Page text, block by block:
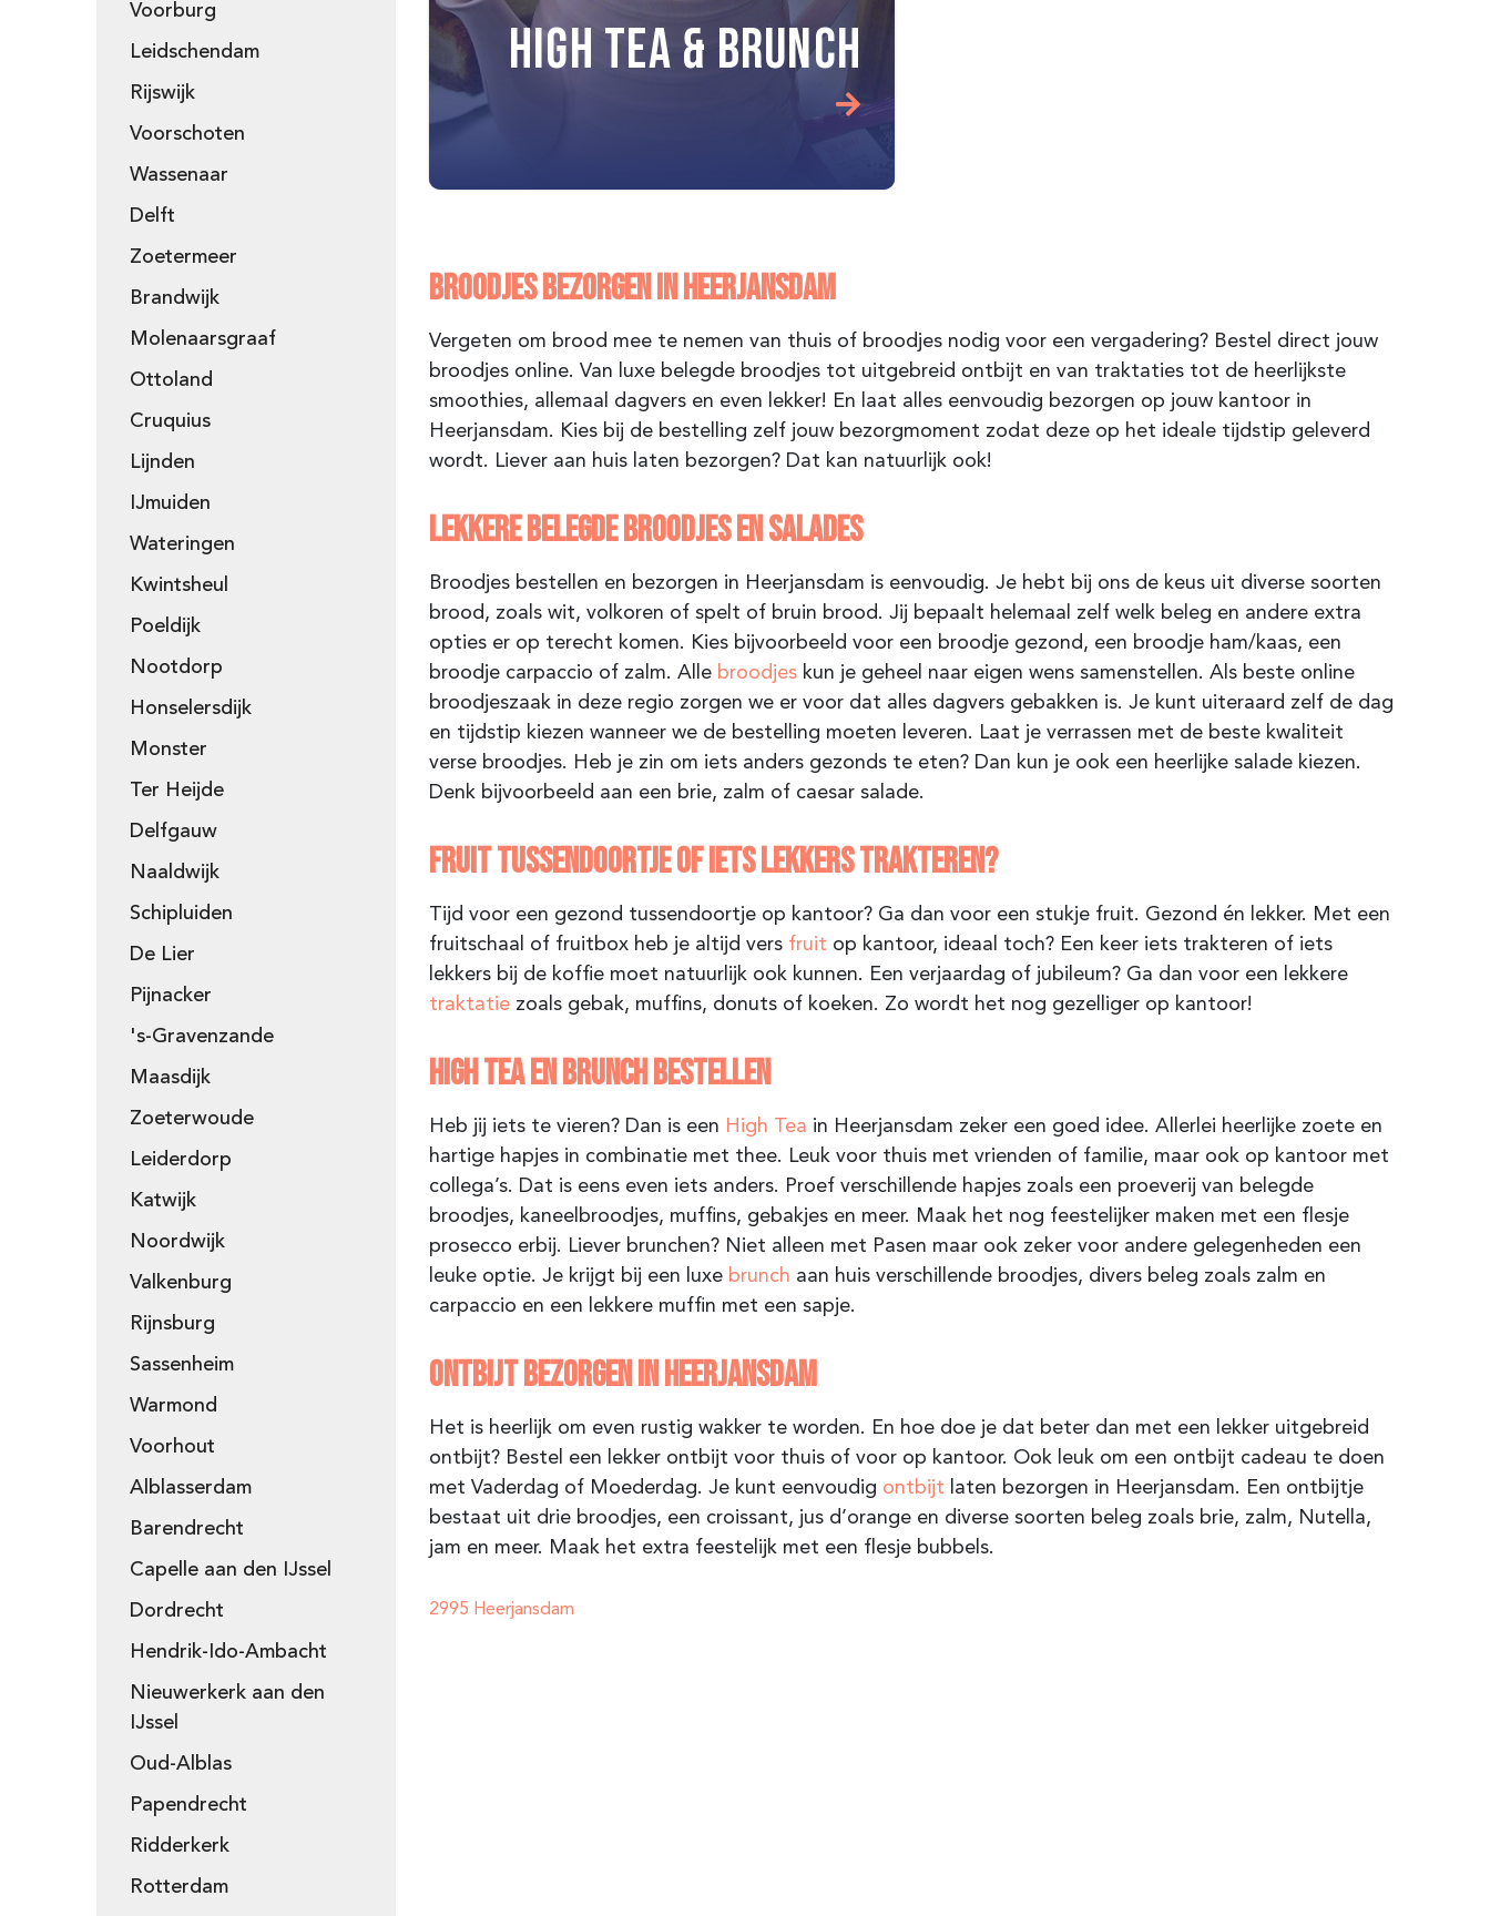
Voorburg
Leidschendam
Rijswijk
Voorschoten
Wassenaar
Delft
Zoetermeer
Brandwijk
Molenaarsgraaf
Ottoland
Cruquius
Lijnden
IJmuiden
Wateringen
Kwintsheul
Poeldijk
Nootdorp
Honselersdijk
Monster
Ter Heijde
Delfgauw
Naaldwijk
Schipluiden
De Lier
Pijnacker
's-Gravenzande
Maasdijk
Zoeterwoude
Leiderdorp
Katwijk
Noordwijk
Valkenburg
Rijnsburg
Sassenheim
Warmond
Voorhout
Alblasserdam
Barendrecht
Capelle aan den IJssel
Dordrecht
Hendrik-Ido-Ambacht
Nieuwerkerk aan den
IJssel
Oud-Alblas
Papendrecht
Ridderkerk
Rotterdam
HIGH TEA & BRUNCH
BROODJES BEZORGEN INHEERJANSDAM
Vergeten om brood mee te nemen van thuis of broodjes nodig voor een vergadering? Bestel direct jouw
broodjes online. Van luxe belegde broodjes tot uitgebreid ontbijt en van traktaties tot de heerlijkste
smoothies, allemaal dagvers en even lekker! En laat alles eenvoudig bezorgen op jouw kantoor in
Heerjansdam. Kies bij de bestelling zelf jouw bezorgmoment zodat deze op het ideale tijdstip geleverd
wordt. Liever aan huis laten bezorgen? Dat kan natuurlijk ook!
LEKKERE BELEGDE BROODJES EN SALADES
Broodjes bestellen en bezorgen in Heerjansdam is eenvoudig. Je hebt bij ons de keus uit diverse soorten
brood, zoals wit, volkoren of spelt of bruin brood. Jij bepaalt helemaal zelf welk beleg en andere extra
opties er op terecht komen. Kies bijvoorbeeld voor een broodje gezond, een broodje ham/kaas, een
broodje carpaccio of zalm. Alle broodjes kun je geheel naar eigen wens samenstellen. Als beste online
broodjeszaak in deze regio zorgen we er voor dat alles dagvers gebakken is. Je kunt uiteraard zelf de dag
en tijdstip kiezen wanneer we de bestelling moeten leveren. Laat je verrassen met de beste kwaliteit
verse broodjes. Heb je zin om iets anders gezonds te eten? Dan kun je ook een heerlijke salade kiezen.
Denk bijvoorbeeld aan een brie, zalm of caesar salade.
FRUIT TUSSENDOORTJE OF IETS LEKKERS TRAKTEREN?
Tijd voor een gezond tussendoortje op kantoor? Ga dan voor een stukje fruit. Gezond én lekker. Met een
fruitschaal of fruitbox heb je altijd vers fruit op kantoor, ideaal toch? Een keer iets trakteren of iets
lekkers bij de koffie moet natuurlijk ook kunnen. Een verjaardag of jubileum? Ga dan voor een lekkere
traktatie zoals gebak, muffins, donuts of koeken. Zo wordt het nog gezelliger op kantoor!
HIGH TEA EN BRUNCH BESTELLEN
Heb jij iets te vieren? Dan is een High Tea in Heerjansdam zeker een goed idee. Allerlei heerlijke zoete en
hartige hapjes in combinatie met thee. Leuk voor thuis met vrienden of familie, maar ook op kantoor met
collega’s. Dat is eens even iets anders. Proef verschillende hapjes zoals een proeverij van belegde
broodjes, kaneelbroodjes, muffins, gebakjes en meer. Maak het nog feestelijker maken met een flesje
prosecco erbij. Liever brunchen? Niet alleen met Pasen maar ook zeker voor andere gelegenheden een
leuke optie. Je krijgt bij een luxe brunch aan huis verschillende broodjes, divers beleg zoals zalm en
carpaccio en een lekkere muffin met een sapje.
ONTBIJT BEZORGEN IN HEERJANSDAM
Het is heerlijk om even rustig wakker te worden. En hoe doe je dat beter dan met een lekker uitgebreid
ontbijt? Bestel een lekker ontbijt voor thuis of voor op kantoor. Ook leuk om een ontbijt cadeau te doen
met Vaderdag of Moederdag. Je kunt eenvoudig ontbijt laten bezorgen in Heerjansdam. Een ontbijtje
bestaat uit drie broodjes, een croissant, jus d’orange en diverse soorten beleg zoals brie, zalm, Nutella,
jam en meer. Maak het extra feestelijk met een flesje bubbels.
2995 Heerjansdam